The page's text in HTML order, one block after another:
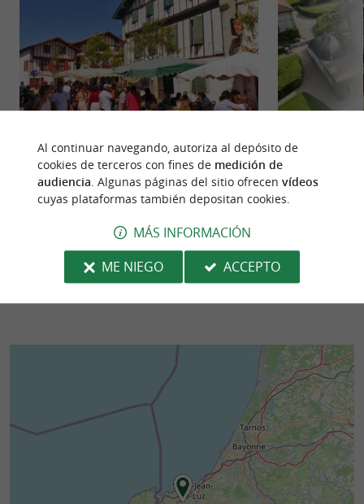
Urrugne
Urrugne es ante todo una zona agrícola de 5000
hectáreas entre la punta de Socoa, el bidassoa y la
cima del Rhune, ...
57 m - Urruña
Castillo de
Castillo de
obligada en el
Luz. ¿Qué hacer
Al continuar navegando, autoriza al depósito de
cookies de terceros con fines de medición de
audiencia . Algunas páginas del sitio ofrecen vídeos
cuyas plataformas también depositan cookies.
MÁS INFORMACIÓN
ME NIEGO
ACCEPTO